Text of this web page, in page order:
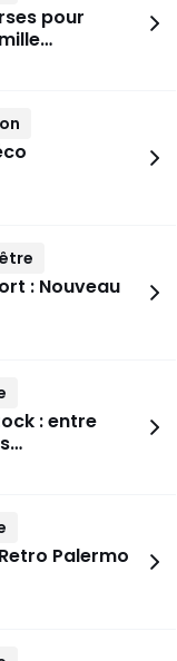
pour
: Nouveau
: entre
Palermo